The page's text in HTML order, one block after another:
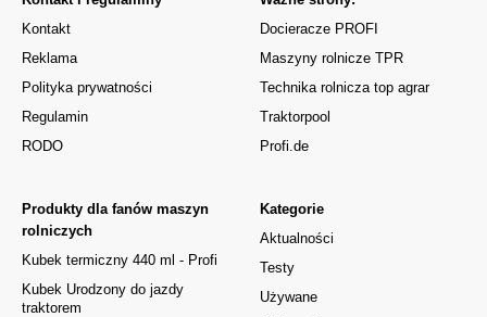
Kontakt
Reklama
Polityka prywatności
Regulamin
RODO
Kategorie
Aktualności
Testy
Używane
Produkty dla fanów maszyn
rolniczych
Kubek termiczny 440 ml - Profi
Kubek Urodzony do jazdy
traktorem
Docieracze PROFI
Maszyny rolnicze TPR
Technika rolnicza top agrar
Traktorpool
Profi.de